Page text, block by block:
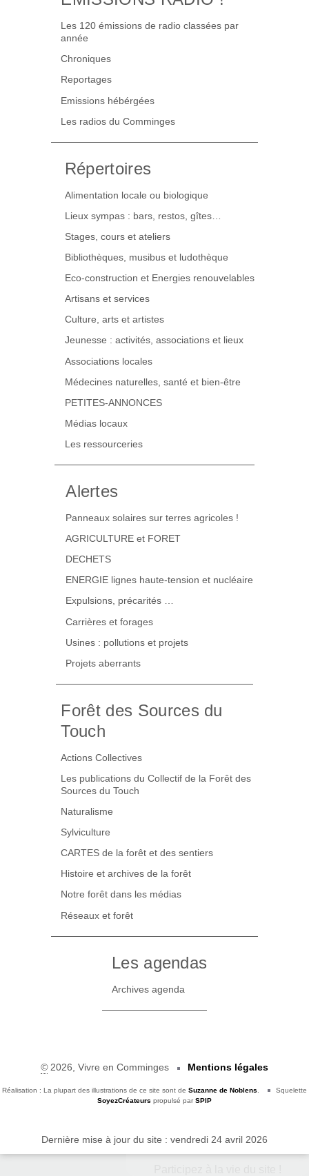
Les 120 émissions de radio classées par
année
Chroniques
Reportages
Emissions hébérgées
Les radios du Comminges
Répertoires
Alimentation locale ou biologique
Lieux sympas : bars, restos, gîtes…
Stages, cours et ateliers
Bibliothèques, musibus et ludothèque
Eco-construction et Energies renouvelables
Artisans et services
Culture, arts et artistes
Jeunesse : activités, associations et lieux
Associations locales
Médecines naturelles, santé et bien-être
PETITES-ANNONCES
Médias locaux
Les ressourceries
Alertes
Panneaux solaires sur terres agricoles !
AGRICULTURE et FORET
DECHETS
ENERGIE lignes haute-tension et nucléaire
Expulsions, précarités …
Carrières et forages
Usines : pollutions et projets
Projets aberrants
Forêt des Sources du
Touch
Actions Collectives
Les publications du Collectif de la Forêt des
Sources du Touch
Naturalisme
Sylviculture
CARTES de la forêt et des sentiers
Histoire et archives de la forêt
Notre forêt dans les médias
Réseaux et forêt
Les agendas
Archives agenda
©2026, Vivre en Comminges Mentions légales
Réalisation : La plupart des illustrations de ce site sont deSuzanne de Noblens
Squelette
SoyezCréateurs propulsé par SPIP
Dernière mise à jour du site : vendredi 24 avril 2026